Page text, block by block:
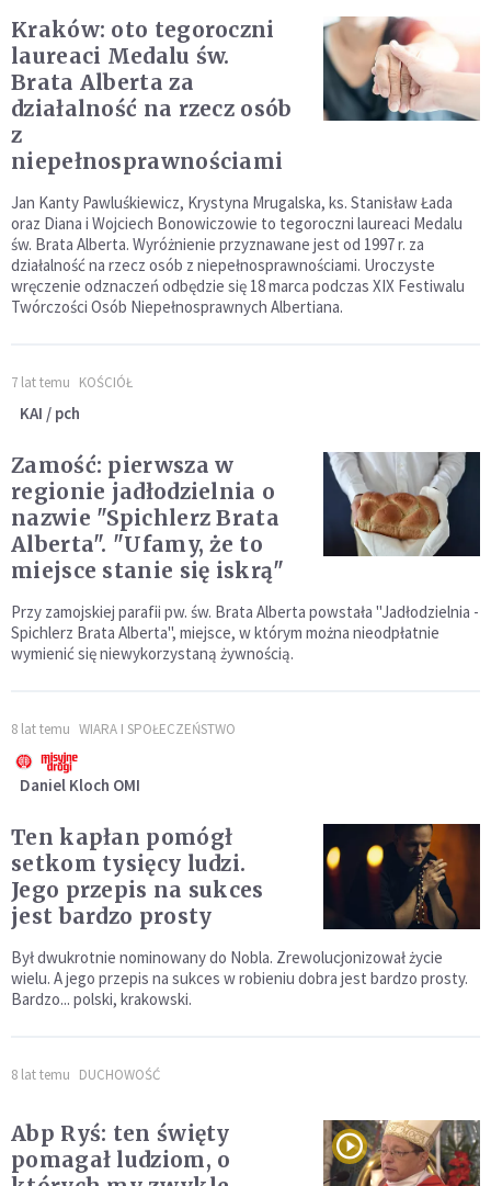
Kraków: oto tegoroczni
laureaci Medalu św.
Brata Alberta za
działalność na rzecz osób
z
niepełnosprawnościami
Jan Kanty Pawluśkiewicz, Krystyna Mrugalska, ks. Stanisław Łada
oraz Diana i Wojciech Bonowiczowie to tegoroczni laureaci Medalu
św. Brata Alberta. Wyróżnienie przyznawane jest od 1997 r. za
działalność na rzecz osób z niepełnosprawnościami. Uroczyste
wręczenie odznaczeń odbędzie się 18 marca podczas XIX Festiwalu
Twórczości Osób Niepełnosprawnych Albertiana.
7 lat temu KOŚCIÓŁ
KAI / pch
Zamość: pierwsza w
regionie jadłodzielnia o
nazwie "Spichlerz Brata
Alberta". "Ufamy, że to
miejsce stanie się iskrą"
Przy zamojskiej parafii pw. św. Brata Alberta powstała "Jadłodzielnia -
Spichlerz Brata Alberta", miejsce, w którym można nieodpłatnie
wymienić się niewykorzystaną żywnością.
8 lat temu WIARA I SPOŁECZEŃSTWO
Daniel Kloch OMI
Ten kapłan pomógł
setkom tysięcy ludzi.
Jego przepis na sukces
jest bardzo prosty
Był dwukrotnie nominowany do Nobla. Zrewolucjonizował życie
wielu. A jego przepis na sukces w robieniu dobra jest bardzo prosty.
Bardzo... polski, krakowski.
8 lat temu DUCHOWOŚĆ
Abp Ryś: ten święty
pomagał ludziom, o